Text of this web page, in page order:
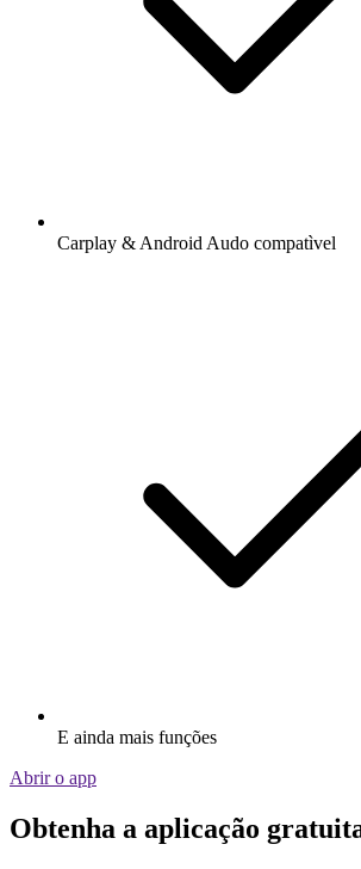
Carplay & Android Audo compatìvel
E ainda mais funções
Abrir o app
Obtenha a aplicação